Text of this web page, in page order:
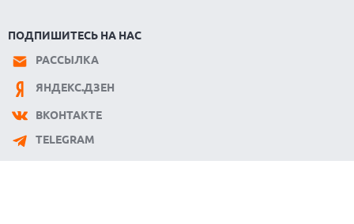
ПОДПИШИТЕСЬ НА НАС
РАССЫЛКА
ЯНДЕКС.ДЗЕН
ВКОНТАКТЕ
TELEGRAM